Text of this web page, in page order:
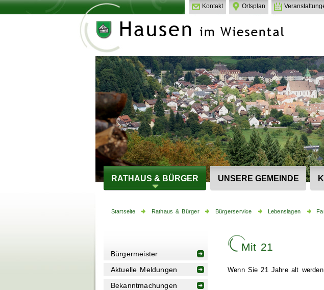
Kontakt Ortsplan
RATHAUS & BÜRGER UNSERE GEMEINDE
Startseite Rathaus & Bürger Bürgerservice Lebenslagen
Bürgermeister
Aktuelle Meldungen
Bekanntmachungen
Mit 21
Wenn Sie 21 Jahre alt